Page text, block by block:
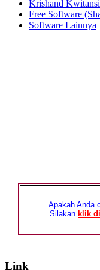
Krishand Kwitansi
Free Software
Software Lainnya
Apakah Anda
Silakan klik
Link